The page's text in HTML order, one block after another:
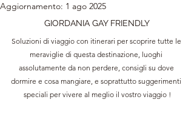
Aggiornamento: 1 ago 2025
GIORDANIA GAY FRIENDLY
Soluzioni di viaggio con itinerari per scoprire tutte le
meraviglie di questa destinazione, luoghi
assolutamente da non perdere, consigli su dove
dormire e cosa mangiare, e soprattutto suggerimenti
speciali per vivere al meglio il vostro viaggio !